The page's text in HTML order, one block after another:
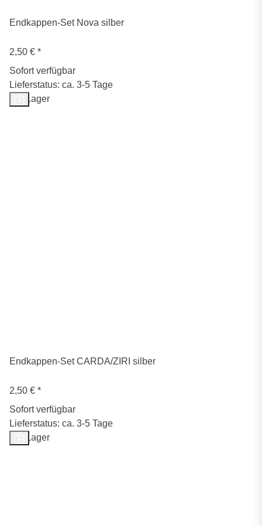
Endkappen-Set Nova silber
2,50 € *
Sofort verfügbar
Lieferstatus: ca. 3-5 Tage
Auf Lager
Endkappen-Set CARDA/ZIRI silber
2,50 € *
Sofort verfügbar
Lieferstatus: ca. 3-5 Tage
Auf Lager